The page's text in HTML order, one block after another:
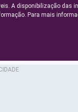
A disponibilização das
Para mais